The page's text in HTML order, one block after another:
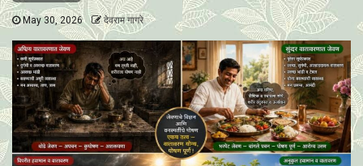
May 30, 2026 देवराम गागरे